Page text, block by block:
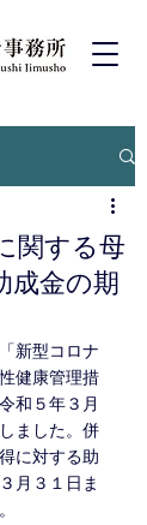
関する母
成金の期
新型コロナ
健康管理措
和５年３月
ました。併
に対する助
月３１日ま